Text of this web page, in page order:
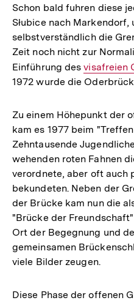
Schon bald fuhren diese
Słubice nach
selbstverständlich die
Zeit noch nicht zur
Einführung desInterner
Link:
visafreien
1972 wurde die
Zu einem Höhepunkt der
kam es 1977 beim
Zehntausende
wehenden roten Fahnen
verordnete, aber oft auch
bekundeten. Neben der
der Brücke kam nun die
"Brücke der
Ort der Begegnung und
gemeinsamen
viele Bilder zeugen.
Diese Phase der offenen